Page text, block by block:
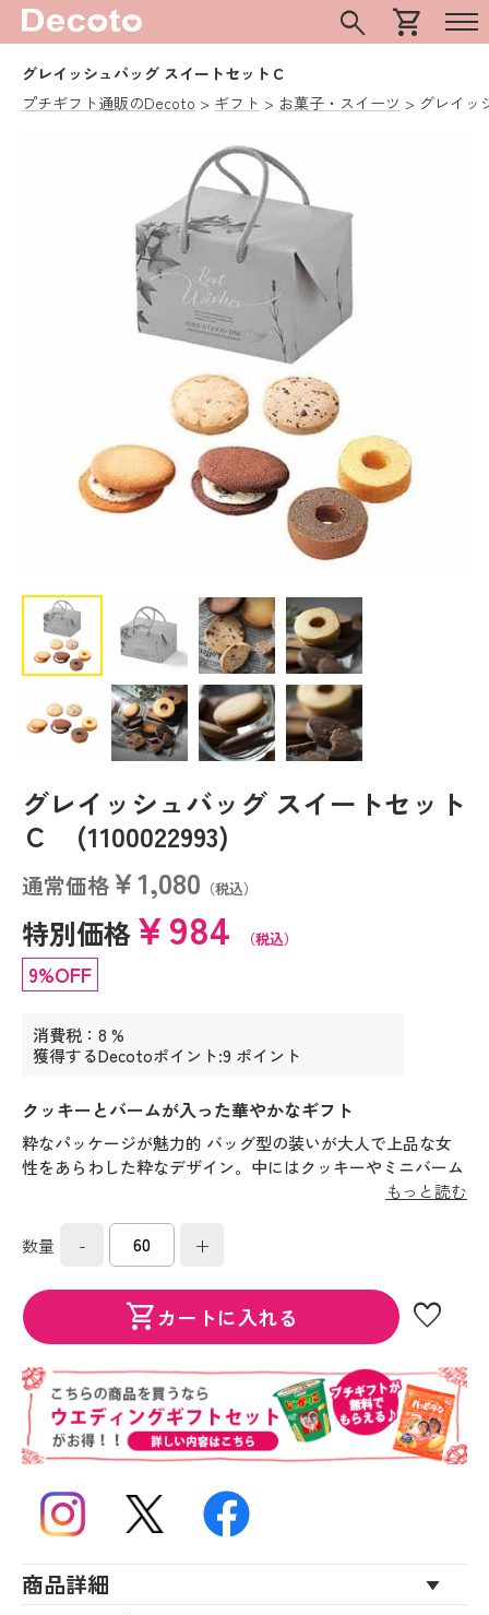
search shopping_cart
グレイッシュバッグ スイートセットＣ
プチギフト通販のDecoto
ギフト お菓子・スイーツ グレイッ
グレイッシュバッグ スイートセット
Ｃ (1100022993)
通常価格￥1,080 （税込）
特別価格￥984 （税込）
9%OFF
消費税：8 %
獲得するDecotoポイント:9 ポイント
クッキーとバームが入った華やかなギフト
粋なパッケージが魅力的 バッグ型の装いが大人で上品な女
性をあらわした粋なデザイン。中にはクッキーやミニバーム
など手軽に食べられるかわいいスイーツセットが。いつもの
う・・・
もっと読む
数量 - +
shopping_cartカートに入れる favorite
商品詳細